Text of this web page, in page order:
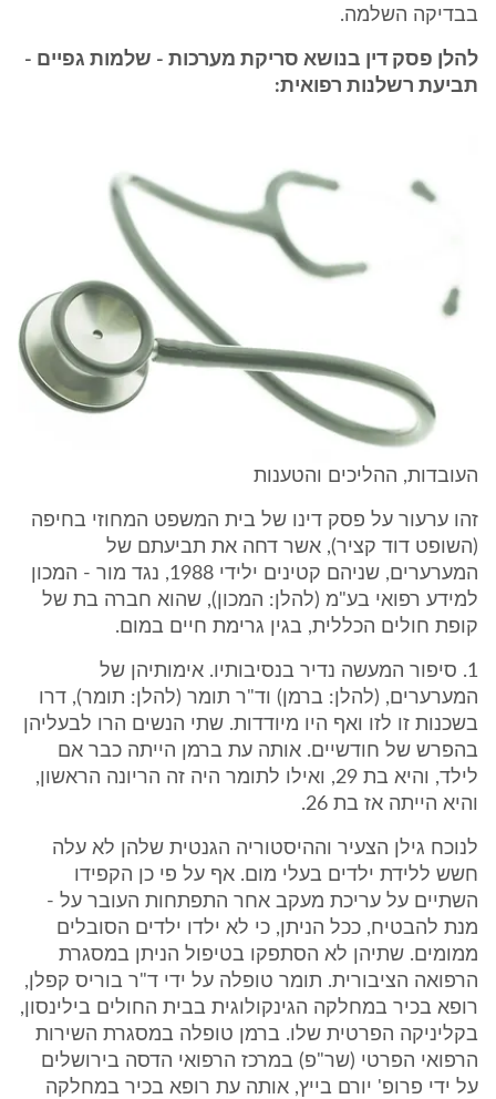
בבדיקה השלמה.
להלן פסק דין בנושא סריקת מערכות - שלמות גפיים -
תביעת רשלנות רפואית:
העובדות, ההליכים והטענות
זהו ערעור על פסק דינו של בית המשפט המחוזי בחיפה
(השופט דוד קציר), אשר דחה את תביעתם של
המערערים, שניהם קטינים ילידי 1988, נגד מור - המכון
למידע רפואי בע"מ (להלן: המכון), שהוא חברה בת של
קופת חולים הכללית, בגין גרימת חיים במום.
1. סיפור המעשה נדיר בנסיבותיו. אימותיהן של
המערערים, (להלן: ברמן) וד"ר תומר (להלן: תומר), דרו
בשכנות זו לזו ואף היו מיודדות. שתי הנשים הרו לבעליהן
בהפרש של חודשיים. אותה עת ברמן הייתה כבר אם
לילד, והיא בת 29, ואילו לתומר היה זה הריונה הראשון,
והיא הייתה אז בת 26.
לנוכח גילן הצעיר וההיסטוריה הגנטית שלהן לא עלה
חשש ללידת ילדים בעלי מום. אף על פי כן הקפידו
השתיים על עריכת מעקב אחר התפתחות העובר על -
מנת להבטיח, ככל הניתן, כי לא ילדו ילדים הסובלים
ממומים. שתיהן לא הסתפקו בטיפול הניתן במסגרת
הרפואה הציבורית. תומר טופלה על ידי ד"ר בוריס קפלן,
רופא בכיר במחלקה הגינקולוגית בבית החולים בילינסון,
בקליניקה הפרטית שלו. ברמן טופלה במסגרת השירות
הרפואי הפרטי (שר"פ) במרכז הרפואי הדסה בירושלים
על ידי פרופ' יורם בייץ, אותה עת רופא בכיר במחלקה